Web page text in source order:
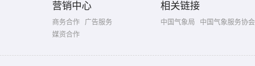
营销中心
商务合作
广告服务
媒资合作
相关链接
中国气象局 中国气象服务协会